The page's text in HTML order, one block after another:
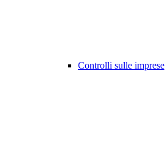
Controlli sulle imprese